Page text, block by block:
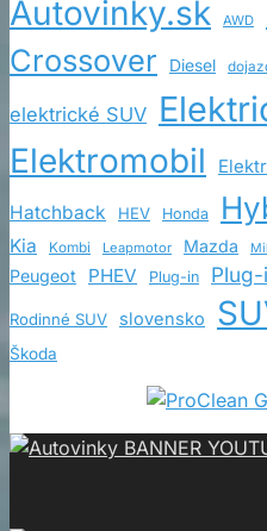
Autovinky.sk AWD
Crossover Diesel
elektrické SUV
Elektromobil
Hatchback HEV Honda
Kia
Kombi Leapmotor Mazda
Peugeot PHEV Plug-in
Rodinné SUV slovensko
Škoda